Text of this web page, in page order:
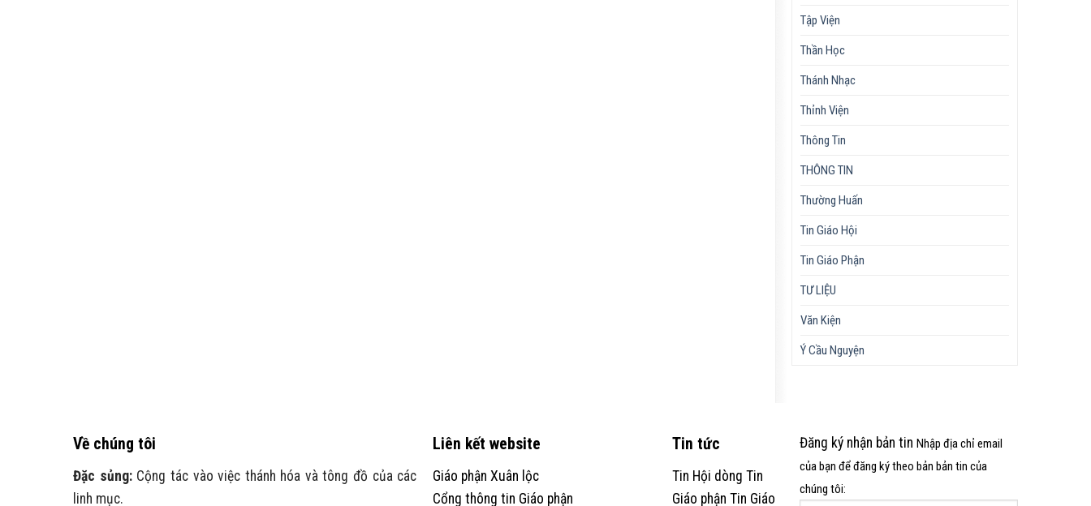
Tập Viện
Thần Học
Thánh Nhạc
Thỉnh Viện
Thông Tin
THÔNG TIN
Thường Huấn
Tin Giáo Hội
Tin Giáo Phận
TƯ LIỆU
Văn Kiện
Ý Cầu Nguyện
Về chúng tôi
Đặc sủng:Cộng tác vào việc thánh hóa và tông đồ của các
linh mục.
Liên kết website
Giáo phận Xuân lộc
Cổng thông tin Giáo phận
Tin tức
Tin Hội dòng Tin
Giáo phận Tin Giáo
Đăng ký nhận bản tin Nhập địa chỉ email
của bạn để đăng ký theo bản bản tin của
chúng tôi: